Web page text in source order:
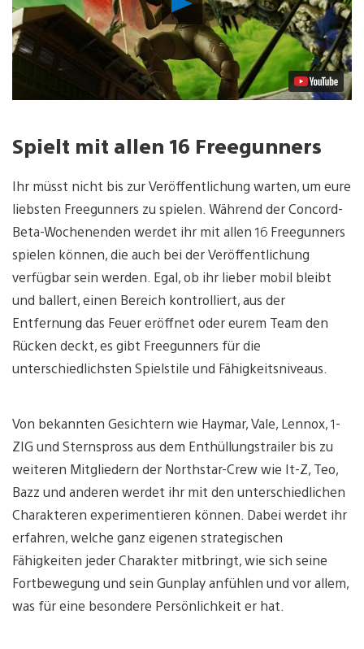
abspielen
Spielt mit allen 16 Freegunners
Ihr müsst nicht bis zur Veröffentlichung warten, um eure
liebsten Freegunners zu spielen. Während der Concord-
Beta-Wochenenden werdet ihr mit allen 16 Freegunners
spielen können, die auch bei der Veröffentlichung
verfügbar sein werden. Egal, ob ihr lieber mobil bleibt
und ballert, einen Bereich kontrolliert, aus der
Entfernung das Feuer eröffnet oder eurem Team den
Rücken deckt, es gibt Freegunners für die
unterschiedlichsten Spielstile und Fähigkeitsniveaus.
Von bekannten Gesichtern wie Haymar, Vale, Lennox, 1-
ZIG und Sternspross aus dem Enthüllungstrailer bis zu
weiteren Mitgliedern der Northstar-Crew wie It-Z, Teo,
Bazz und anderen werdet ihr mit den unterschiedlichen
Charakteren experimentieren können. Dabei werdet ihr
erfahren, welche ganz eigenen strategischen
Fähigkeiten jeder Charakter mitbringt, wie sich seine
Fortbewegung und sein Gunplay anfühlen und vor allem,
was für eine besondere Persönlichkeit er hat.